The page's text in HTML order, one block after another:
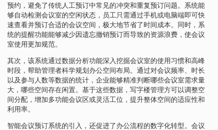
预约，避免了传统人工预订中常见的冲突和重复预订问题。系统能
够自动检测会议室的空闲状态，员工只需通过手机或电脑端即可快
速查看并预订合适的会议空间，极大地节省了时间成本。同时，系
统的提醒功能能够减少因遗忘撤销预订而导致的资源浪费，使会议
室使用更加规范。
其次，该系统通过数据分析功能深入挖掘会议室的使用习惯和高峰
时段，帮助管理者科学规划办公空间布局。通过对会议频率、时长
以及参与人数等数据的统计，企业能够精准判断哪些会议室需求量
大，哪些空间存在闲置。基于这些数据，写字楼管理方可以调整空
间分配，增加多功能会议区或灵活工位，提升整体空间的适应性和
利用率。
智能会议预订系统的引入，还促进了办公流程的数字化转型。会议